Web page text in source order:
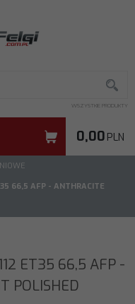
WSZYSTKIE PRODUKTY
0,00 PLN
66,5 AFP - ANTHRACITE
ET35 66,5 AFP -
POLISHED